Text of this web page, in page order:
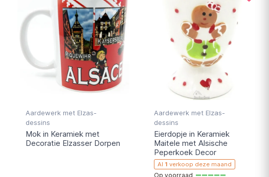
Aardewerk met Elzas-
dessins
Mok in Keramiek met
Decoratie Elzasser Dorpen
Aardewerk met Elzas-
dessins
Eierdopje in Keramiek
Maitele met Alsische
Peperkoek Decor
Al 1 verkoop deze maand
Op voorraad